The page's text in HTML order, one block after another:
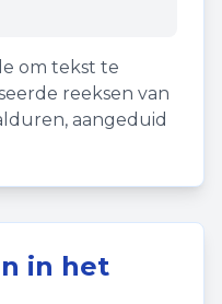
om tekst te
reeksen van
aangeduid
in het